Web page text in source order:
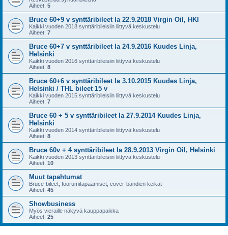
Aiheet: 5
Bruce 60+9 v synttäribileet la 22.9.2018 Virgin Oil, HKI
Kaikki vuoden 2018 synttäribileisiin liittyvä keskustelu
Aiheet: 7
Bruce 60+7 v synttäribileet la 24.9.2016 Kuudes Linja,
Helsinki
Kaikki vuoden 2016 synttäribileisiin liittyvä keskustelu
Aiheet: 8
Bruce 60+6 v synttäribileet la 3.10.2015 Kuudes Linja,
Helsinki / THL bileet 15 v
Kaikki vuoden 2015 synttäribileisiin liittyvä keskustelu
Aiheet: 7
Bruce 60 + 5 v synttäribileet la 27.9.2014 Kuudes Linja,
Helsinki
Kaikki vuoden 2014 synttäribileisiin liittyvä keskustelu
Aiheet: 8
Bruce 60v + 4 synttäribileet la 28.9.2013 Virgin Oil, Helsinki
Kaikki vuoden 2013 synttäribileisiin liittyvä keskustelu
Aiheet: 10
Muut tapahtumat
Bruce-bileet, foorumitapaamiset, cover-bändien keikat
Aiheet: 45
Showbusiness
Myös vieraille näkyvä kauppapaikka
Aiheet: 25